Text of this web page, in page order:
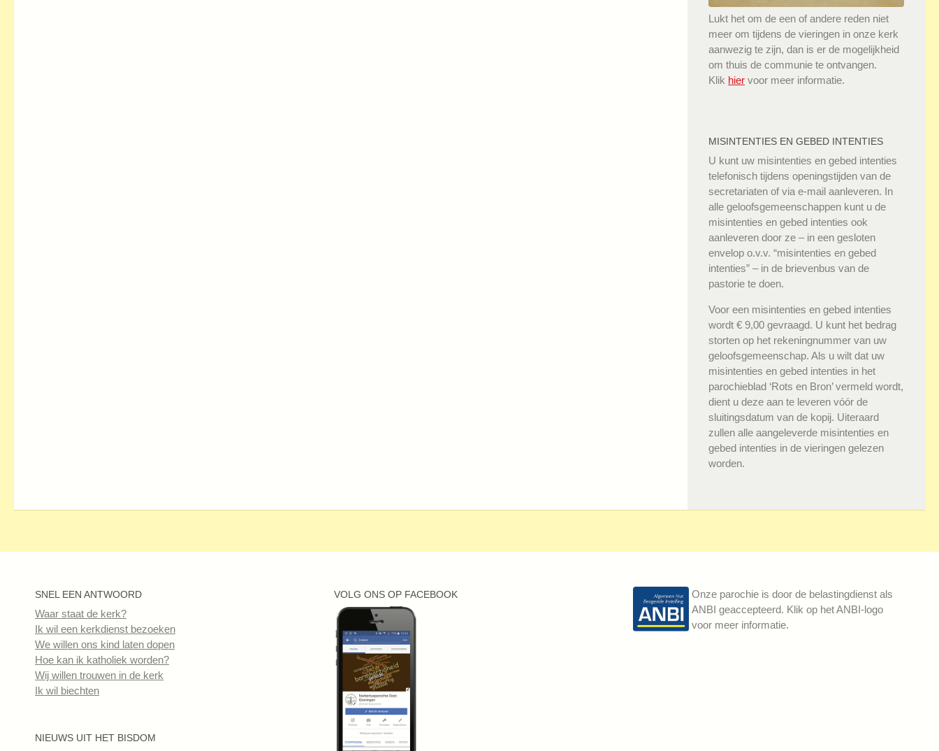
Lukt het om de een of andere reden niet
meer om tijdens de vieringen in onze kerk
aanwezig te zijn, dan is er de mogelijkheid
om thuis de communie te ontvangen.
Klik hier voor meer informatie.
MISINTENTIES EN GEBED INTENTIES
U kunt uw misintenties en gebed intenties
telefonisch tijdens openingstijden van de
secretariaten of via e-mail aanleveren. In
alle geloofsgemeenschappen kunt u de
misintenties en gebed intenties ook
aanleveren door ze – in een gesloten
envelop o.v.v. “misintenties en gebed
intenties” – in de brievenbus van de
pastorie te doen.
Voor een misintenties en gebed intenties
wordt € 9,00 gevraagd. U kunt het bedrag
storten op het rekeningnummer van uw
geloofsgemeenschap. Als u wilt dat uw
misintenties en gebed intenties in het
parochieblad ‘Rots en Bron’ vermeld wordt,
dient u deze aan te leveren vóór de
sluitingsdatum van de kopij. Uiteraard
zullen alle aangeleverde misintenties en
gebed intenties in de vieringen gelezen
worden.
SNEL EEN ANTWOORD
Waar staat de kerk?
Ik wil een kerkdienst bezoeken
We willen ons kind laten dopen
Hoe kan ik katholiek worden?
Wij willen trouwen in de kerk
Ik wil biechten
NIEUWS UIT HET BISDOM
VOLG ONS OP FACEBOOK
Onze parochie is door de belastingdienst als
ANBI geaccepteerd. Klik op het ANBI-logo
voor meer informatie.